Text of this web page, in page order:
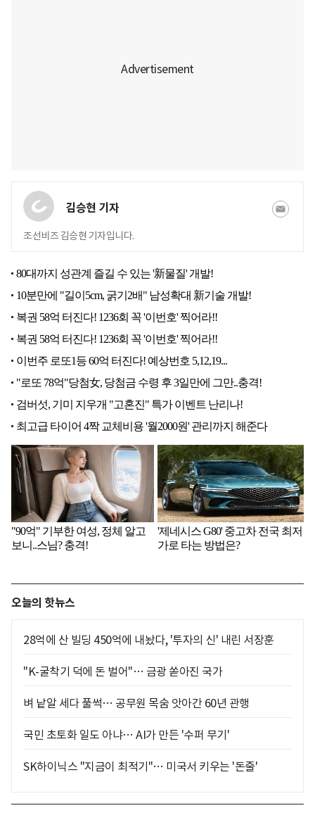
김승현 기자
조선비즈 김승현 기자입니다.
오늘의 핫뉴스
28억에 산 빌딩 450억에 내놨다, '투자의 신' 내린 서장훈
"K-굴착기 덕에 돈 벌어"… 금광 쏟아진 국가
벼 낱알 세다 풀썩… 공무원 목숨 앗아간 60년 관행
국민 초토화 일도 아냐… AI가 만든 '수퍼 무기'
SK하이닉스 "지금이 최적기"… 미국서 키우는 '돈줄'